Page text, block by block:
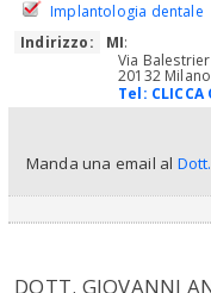
Implantologia dentale
Indirizzo:
MI:
Via
20132 Milano
Tel: CLICCA
Manda una email al
DOTT. GIOVANNI